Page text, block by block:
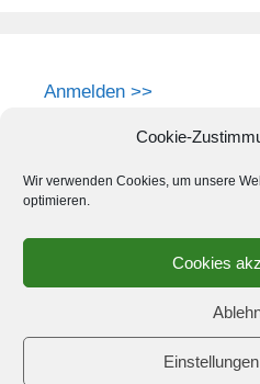
Cookie-
Wir verwenden Cookies, um unsere
optimieren.
Cookies
Anmelden >>